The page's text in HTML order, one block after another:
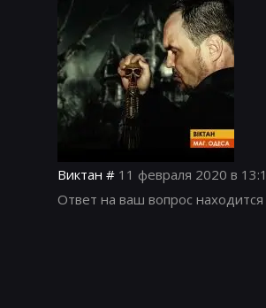
Виктан # 11 февраля 2020 в
Ответ на ваш вопрос